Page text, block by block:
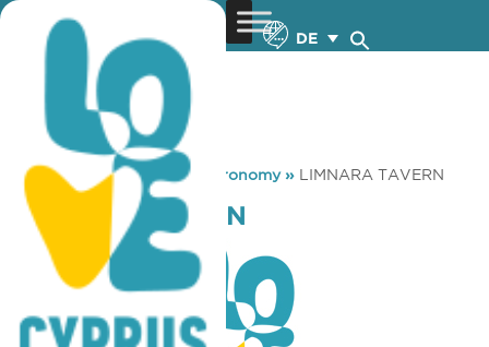
DE
You are here: Home »Gastronomy» LIMNARA TAVERN
LIMNARA TAVERN